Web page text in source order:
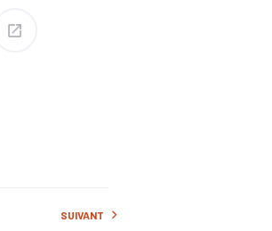
SUIVANT